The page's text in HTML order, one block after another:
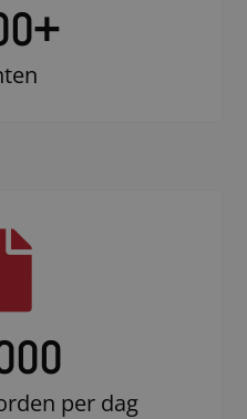
+
per dag